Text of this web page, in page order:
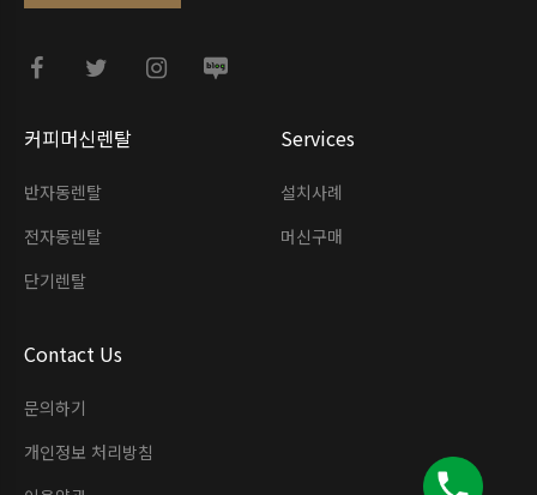
커피머신렌탈
반자동렌탈
전자동렌탈
단기렌탈
Services
설치사례
머신구매
Contact Us
문의하기
개인정보 처리방침